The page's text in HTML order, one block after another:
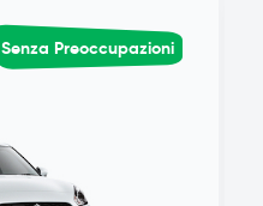
Senza Preoccupazioni